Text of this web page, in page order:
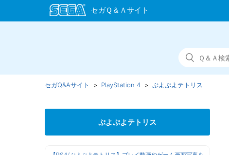
セガQ&Aサイト PlayStation 4 ぷよぷよテトリス
ぷよぷよテトリス